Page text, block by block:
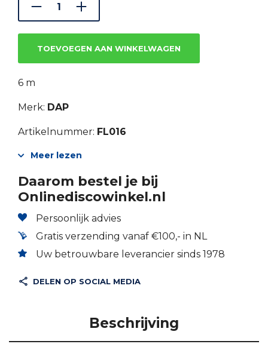
€15.61.
TOEVOEGEN AAN WINKELWAGEN
6 m
Merk: DAP
Artikelnummer: FL016
Meer lezen
Daarom bestel je bij
Onlinediscowinkel.nl
Persoonlijk advies
Gratis verzending vanaf €100,- in NL
Uw betrouwbare leverancier sinds 1978
DELEN OP SOCIAL MEDIA
Beschrijving